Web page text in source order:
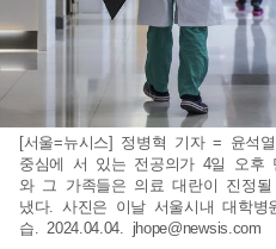
[서울=뉴시스] 정병혁 기자 = 윤석
중심에 서 있는 전공의가 4일 오후
와 그 가족들은 의료 대란이 진정
냈다. 사진은 이날 서울시내 대학
습. 2024.04.04. jhope@newsis.com